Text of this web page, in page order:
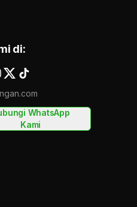
di:
WhatsApp
Kami